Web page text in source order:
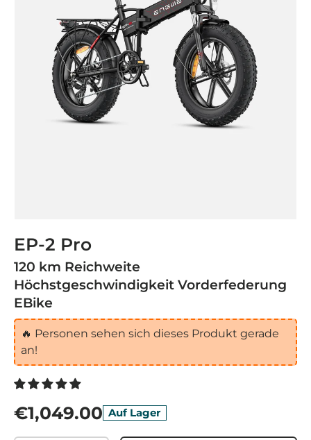
EP-2 Pro
120 km Reichweite
Höchstgeschwindigkeit Vorderfederung
EBike
🔥 Personen sehen sich dieses Produkt gerade
an!
€1,049.00 Auf Lager